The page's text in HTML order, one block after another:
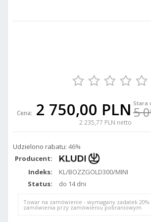
Cena: 2 750,00 PLN
2 235,77 PLN netto
Stara
5
Udzielono rabatu: 46%
Producent:
Indeks:
KL/BOZZGOLD300/MINI
Status:
do 14 dni
Towar na zamówienie - wymagany zadatek
zamówienia przy zamówieniu pobraniowym